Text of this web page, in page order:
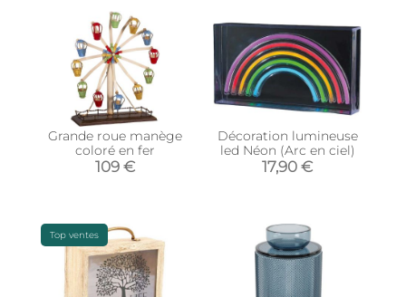
Grande roue manège
coloré en fer
109 €
Décoration lumineuse
led Néon (Arc en ciel)
17,90 €
Top ventes